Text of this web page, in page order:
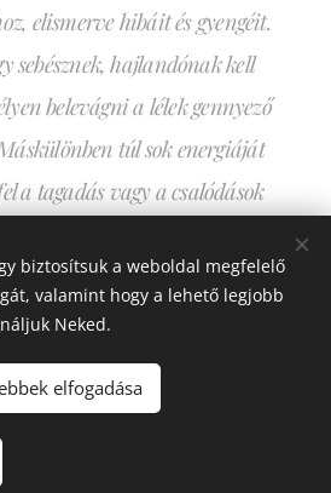
elismerve hibáit és gyengéit.
sebésznek, hajlandónak kell
belevágni a lélek gennyező
túl sok energiáját
a tagadás vagy a csalódások
Mihály
Györgyi 2020
biztosítsuk a weboldal megfelelő
valamint hogy a lehető legjobb
Neked.
elfogadása